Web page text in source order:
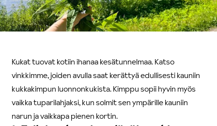
Kukat tuovat kotiin ihanaa kesätunnelmaa. Katso
vinkkimme, joiden avulla saat kerättyä edullisesti kauniin
kukkakimpun luonnonkukista. Kimppu sopii hyvin myös
vaikka tuparilahjaksi, kun solmit sen ympärille kauniin
narun ja vaikkapa pienen kortin.